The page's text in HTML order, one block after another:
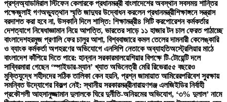
প্রশ্নঅ্যাডমিরাল স্টিফেন কেলারকে প্রধানমন্ত্রী বাংলাদেশের অবস্থান সবসময় শান্তির
পক্ষেজুলাই গণঅভ্যুত্থান স্মৃতি জাদুঘর উদ্বোধন করলেন প্রধানমন্ত্রীশিক্ষাঙ্গনে সন্ত্রাস
বরদাশত করা হবে না, উসকানি দিলে শাস্তি: শিক্ষামন্ত্রী৪ সিটি করপোরেশন কর্মকর্তার
দেশত্যাগে নিষেধাজ্ঞামান নিয়ে আপত্তি, ভারতের সাড়ে ১১ হাজার টন চাল ফেরত পাঠাচ্ছে
বাংলাদেশহরমুজ প্রণালি ফের চালুর আশা, বিশ্ববাজারে কমল তেলের দামনারী কেলেঙ্কারি
ও ব্যাংক কর্মকর্তা অপহরণের অভিযোগে এনসিপি নেতাকে অব্যাহতিঅস্ট্রেলিয়ার মাঠে
বাংলাদেশ কাঁপিয়ে দিতে পারে: হান্নান সরকারমালয়েশিয়ার বিপক্ষে টি-টোয়েন্টি দলে
সাব্বিরমারা গেছেন ‘স্পাইডার-ম্যান’ খ্যাত অভিনেত্রী মেরি রিভেরা৫৫ বছরেও
মুক্তিযুদ্ধে শহীদদের সঠিক তালিকা কেন হয়নি, প্রশ্ন জামায়াত আমিরেরপরিবেশ সুরক্ষায়
সমন্বিত উদ্যোগের বিকল্প নেই: স্থানীয় সরকারমন্ত্রীনারায়ণগঞ্জ এলজিইডির নির্বাহী
প্রকৌশলী আহসানুজ্জামান দুলালকে ঘিরে দুর্নীতি-অনিয়মের অভিযোগ, ‘৩% দুলাল’ নামে